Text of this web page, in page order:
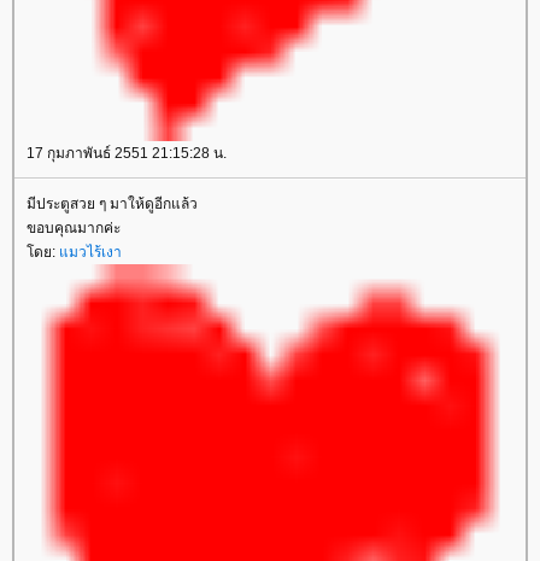
17 กุมภาพันธ์ 2551 21:15:28 น.
มีประตูสวย ๆ มาให้ดูอีกแล้ว
ขอบคุณมากค่ะ
ดย: มวไร้เงา